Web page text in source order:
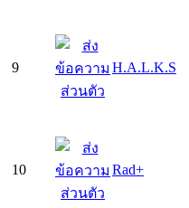
9 H.A.L.K.S
10 Rad+